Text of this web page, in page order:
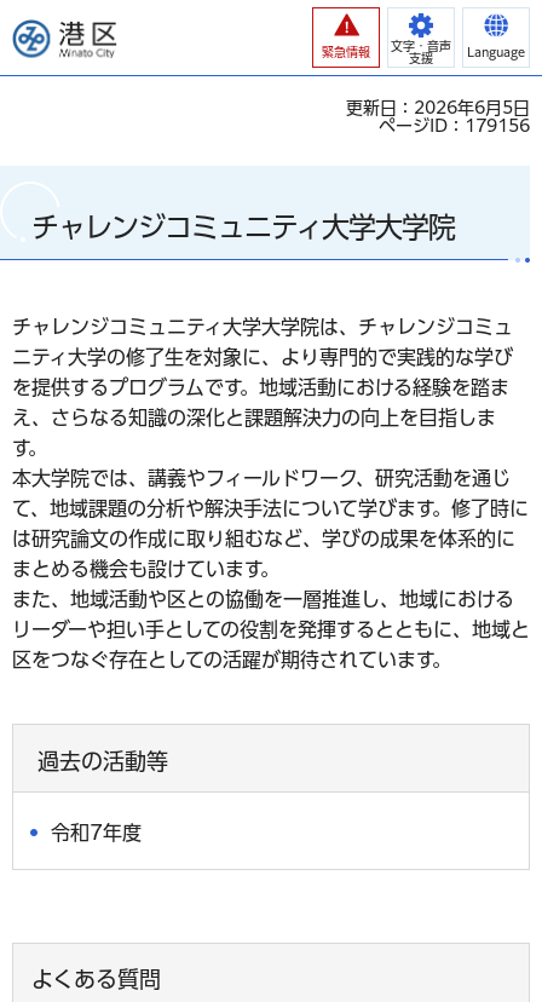
港区
緊急情報
文字・音声
支援
Language
更新日：2026年6月5日
ページID：179156
チャレンジコミュニティ大学大学院
チャレンジコミュニティ大学大学院は、チャレンジコミュ
ニティ大学の修了生を対象に、より専門的で実践的な学び
を提供するプログラムです。地域活動における経験を踏ま
え、さらなる知識の深化と課題解決力の向上を目指しま
す。
本大学院では、講義やフィールドワーク、研究活動を通じ
て、地域課題の分析や解決手法について学びます。修了時に
は研究論文の作成に取り組むなど、学びの成果を体系的に
まとめる機会も設けています。
また、地域活動や区との協働を一層推進し、地域における
リーダーや担い手としての役割を発揮するとともに、地域と
区をつなぐ存在としての活躍が期待されています。
過去の活動等
令和7年度
よくある質問